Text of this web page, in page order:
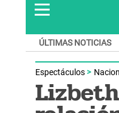
ÚLTIMAS NOTICIAS
Espectáculos